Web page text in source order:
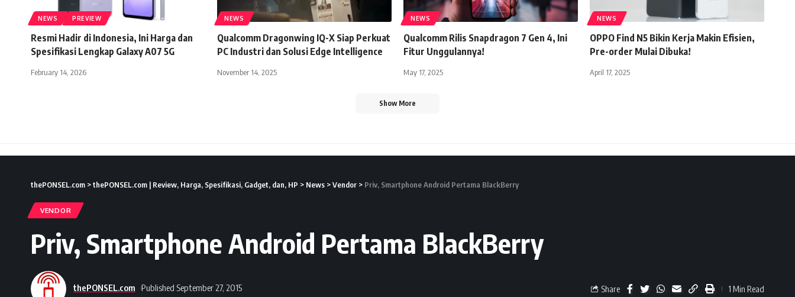
NEWS PREVIEW
Resmi Hadir di Indonesia, Ini Harga dan
Spesifikasi Lengkap Galaxy A07 5G
February 14, 2026
NEWS
Qualcomm Dragonwing IQ-X Siap Perkuat
PC Industri dan Solusi Edge Intelligence
November 14, 2025
NEWS
Qualcomm Rilis Snapdragon 7 Gen 4, Ini
Fitur Unggulannya!
May 17, 2025
NEWS
OPPO Find N5 Bikin Kerja Makin Efisien,
Pre-order Mulai Dibuka!
April 17, 2025
Show More
thePONSEL.com >thePONSEL.com | Review, Harga, Spesifikasi, Gadget, dan, HP > News >Vendor > Priv, Smartphone Android Pertama BlackBerry
VENDOR
Priv, Smartphone Android Pertama BlackBerry
thePONSEL.com Published September 27, 2015 Share 1 Min Read